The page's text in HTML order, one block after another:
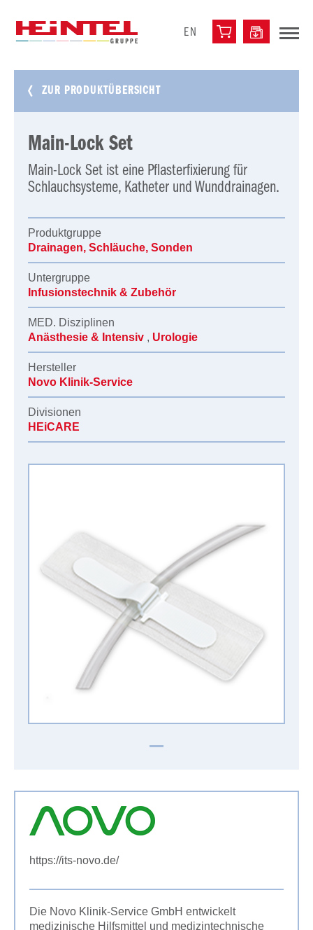
EN
ZUR PRODUKTÜBERSICHT
Main-Lock Set
Main-Lock Set ist eine Pflasterfixierung für
Schlauchsysteme, Katheter und Wunddrainagen.
Produktgruppe
Drainagen, Schläuche, Sonden
Untergruppe
Infusionstechnik & Zubehör
MED. Disziplinen
Anästhesie & Intensiv , Urologie
Hersteller
Novo Klinik-Service
Divisionen
HEiCARE
https://its-novo.de/
Die Novo Klinik-Service GmbH entwickelt
medizinische Hilfsmittel und medizintechnische